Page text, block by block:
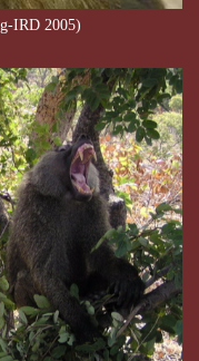
IRD 2005)